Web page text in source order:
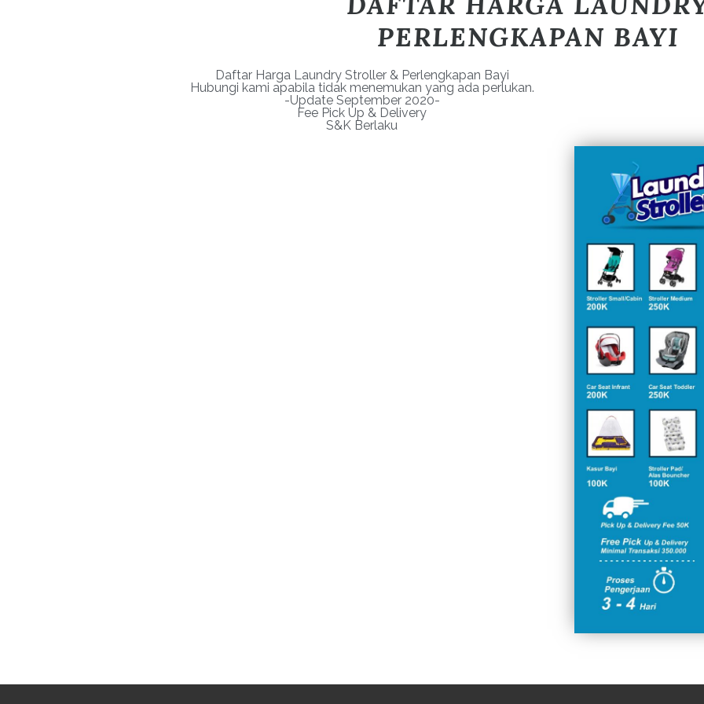
PERLENGKAPAN BAYI
Daftar Harga Laundry Stroller & Perlengkapan Bayi
Hubungi kami apabila tidak menemukan yang ada perlukan.
-Update September 2020-
Fee Pick Up & Delivery
S&K Berlaku